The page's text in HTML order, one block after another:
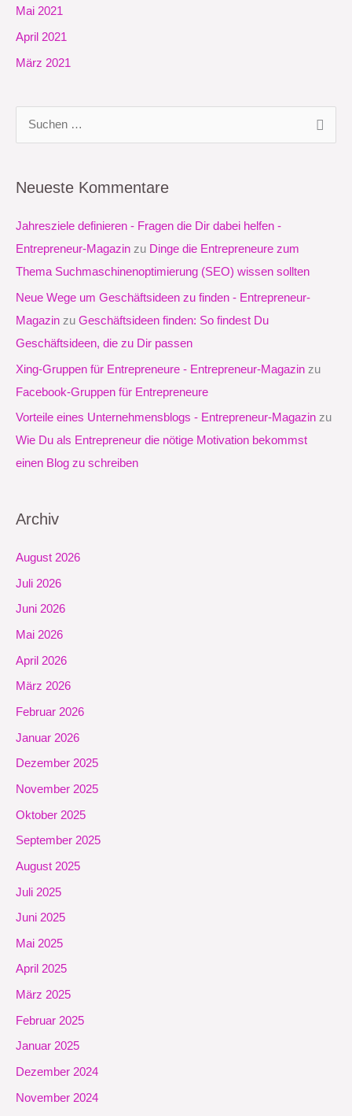
Mai 2021
April 2021
März 2021
h
e
n
n
Neueste Kommentare
Jahresziele definieren - Fragen die Dir dabei helfen -
Entrepreneur-Magazin zu Dinge die Entrepreneure zum
Thema Suchmaschinenoptimierung (SEO) wissen sollten
Neue Wege um Geschäftsideen zu finden - Entrepreneur-
Magazin zu Geschäftsideen finden: So findest Du
Geschäftsideen, die zu Dir passen
Xing-Gruppen für Entrepreneure - Entrepreneur-Magazin zu
Facebook-Gruppen für Entrepreneure
Vorteile eines Unternehmensblogs - Entrepreneur-Magazin zu
Wie Du als Entrepreneur die nötige Motivation bekommst
einen Blog zu schreiben
Archiv
August 2026
Juli 2026
Juni 2026
Mai 2026
April 2026
März 2026
Februar 2026
Januar 2026
Dezember 2025
November 2025
Oktober 2025
September 2025
August 2025
Juli 2025
Juni 2025
Mai 2025
April 2025
März 2025
Februar 2025
Januar 2025
Dezember 2024
November 2024